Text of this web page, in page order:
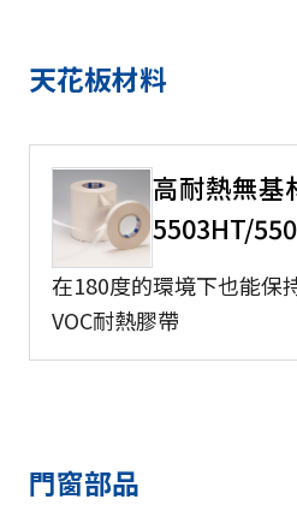
天花板材料
高耐熱無基
5503HT/
在180度的環境下也能保
VOC耐熱膠帶
門窗部品